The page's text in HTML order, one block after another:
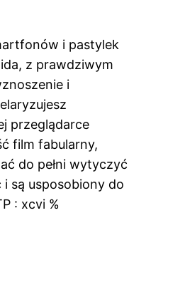
i pastylek
z prawdziwym
i
przeglądarce
film fabularny,
do pełni wytyczyć
są usposobiony do
: xcvi %